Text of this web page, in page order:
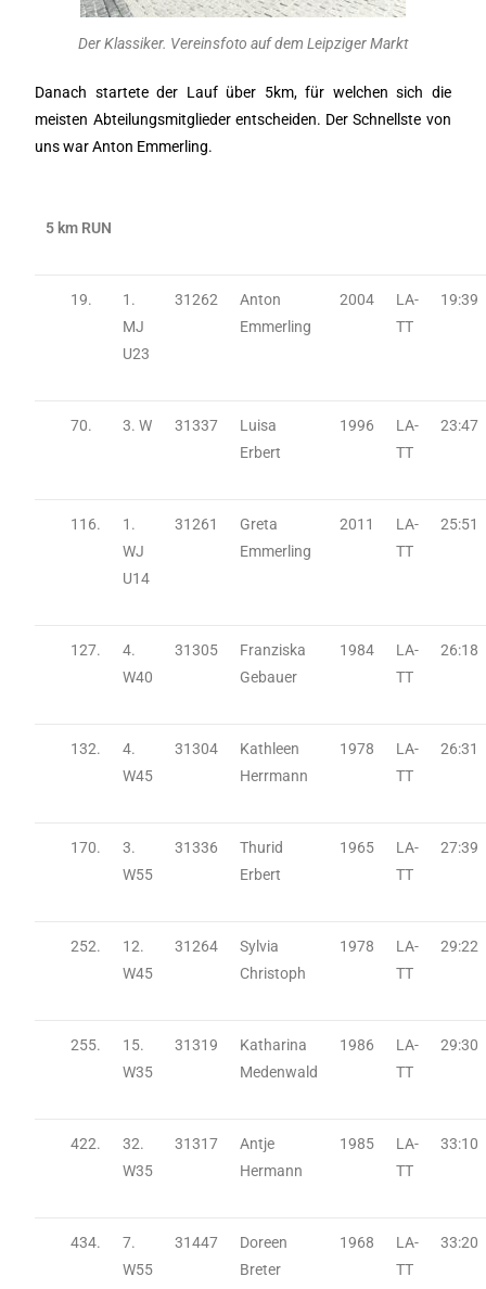
Der Klassiker. Vereinsfoto auf dem Leipziger Markt
Danach startete der Lauf über 5km, für welchen sich die
meisten Abteilungsmitglieder entscheiden. Der Schnellste von
uns war Anton Emmerling.
5 km RUN
19.
1.
MJ
U23
31262
Anton
Emmerling
2004
LA-
TT
19:39
70. 3. W 31337
Luisa
Erbert
1996
LA-
TT
23:47
116.
1.
WJ
U14
31261
Greta
Emmerling
2011
LA-
TT
25:51
127.
4.
W40
31305
Franziska
Gebauer
1984
LA-
TT
26:18
132.
4.
W45
31304
Kathleen
Herrmann
1978
LA-
TT
26:31
170.
3.
W55
31336
Thurid
Erbert
1965
LA-
TT
27:39
252.
12.
W45
31264
Sylvia
Christoph
1978
LA-
TT
29:22
255.
15.
W35
31319
Katharina
Medenwald
1986
LA-
TT
29:30
422.
32.
W35
31317
Antje
Hermann
1985
LA-
TT
33:10
434.
7.
W55
31447
Doreen
Breter
1968
LA-
TT
33:20